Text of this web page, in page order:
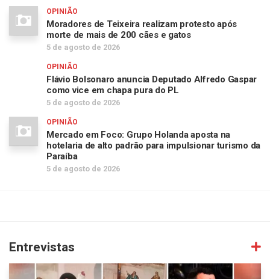
OPINIÃO
Moradores de Teixeira realizam protesto após
morte de mais de 200 cães e gatos
5 de agosto de 2026
OPINIÃO
Flávio Bolsonaro anuncia Deputado Alfredo Gaspar
como vice em chapa pura do PL
5 de agosto de 2026
OPINIÃO
Mercado em Foco: Grupo Holanda aposta na
hotelaria de alto padrão para impulsionar turismo da
Paraíba
5 de agosto de 2026
Entrevistas